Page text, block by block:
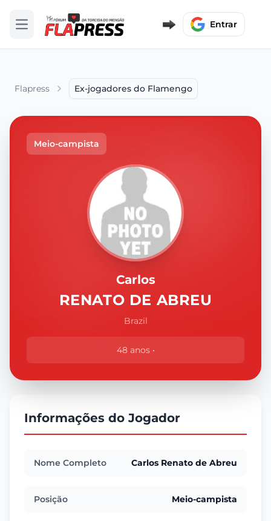
Abrir menu Entrar
Flapress Ex-jogadores do Flamengo
Meio-campista
Carlos
RENATO DE ABREU
Brazil
48 anos •
Informações do Jogador
Nome Completo Carlos Renato de Abreu
Posição Meio-campista